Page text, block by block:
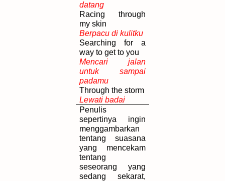
datang
Racing through
my skin
Berpacu di kulitku
Searching for a
way to get to you
Mencari jalan
untuk sampai
padamu
Through the storm
Lewati badai
Penulis
sepertinya ingin
menggambarkan
tentang suasana
yang mencekam
tentang
seseorang yang
sedang sekarat,